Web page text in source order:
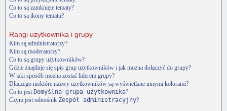
Co to są zamknięte tematy?
Co to są ikony tematu?
Rangi użytkownika i grupy
Kim są administratorzy?
Kim są moderatorzy?
Co to są grupy użytkowników?
Gdzie znajduje się spis grup użytkowników i jak można dołączyć do grupy?
W jaki sposób można zostać liderem grupy?
Dlaczego niektóre nazwy użytkowników są wyświetlane innymi kolorami?
Co to jest Domyślna grupa użytkownika?
Czym jest odnośnik Zespół administracyjny?